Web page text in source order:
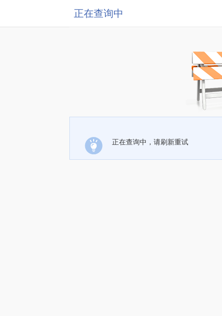
正在查询中
正在查询中，请刷新重试